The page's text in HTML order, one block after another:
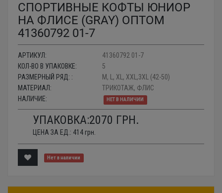
СПОРТИВНЫЕ КОФТЫ ЮНИОР
НА ФЛИСЕ (GRAY) ОПТОМ
41360792 01-7
АРТИКУЛ:
41360792 01-7
КОЛ-ВО В УПАКОВКЕ:
5
РАЗМЕРНЫЙ РЯД: :
M, L, XL, XXL,3XL (42-50)
МАТЕРИАЛ:
ТРИКОТАЖ, ФЛИС
НАЛИЧИЕ:
НЕТ В НАЛИЧИИ
УПАКОВКА:2070 ГРН.
ЦЕНА ЗА ЕД.: 414 грн.
Нет в наличии